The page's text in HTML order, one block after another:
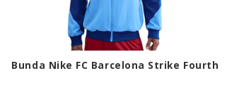
Bunda Nike FC Barcelona Strike Fourth